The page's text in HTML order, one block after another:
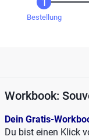
Bestellung
Workbook:
Dein Gratis-
Du bist einen Klick